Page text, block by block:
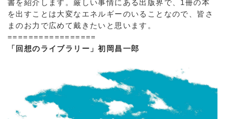
書を紹介します。厳しい事情にある出版界で、1冊の本
を出すことは大変なエネルギーのいることなので、皆さ
まのお力で広めて戴きたいと思います。
=================
「回想のライブラリー」初岡昌一郎